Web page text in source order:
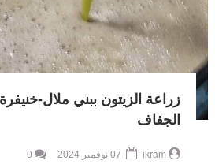
زراعة الزيتون ببني ملال-
الجفاف
ikram
0